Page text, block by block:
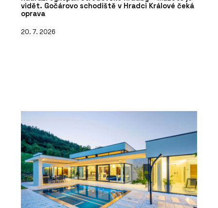
vidět. Gočárovo schodiště v Hradci Králové čeká
oprava
20. 7. 2026